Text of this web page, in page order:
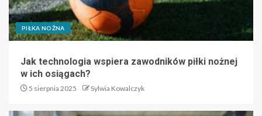
PIŁKA NOŻNA
Jak technologia wspiera zawodników piłki nożnej
w ich osiągach?
5 sierpnia 2025 Sylwia Kowalczyk